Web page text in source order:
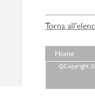
Torna
Home
©Copyright